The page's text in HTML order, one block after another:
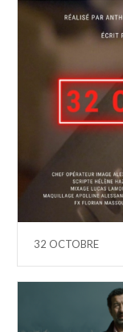
32 OCTOBRE